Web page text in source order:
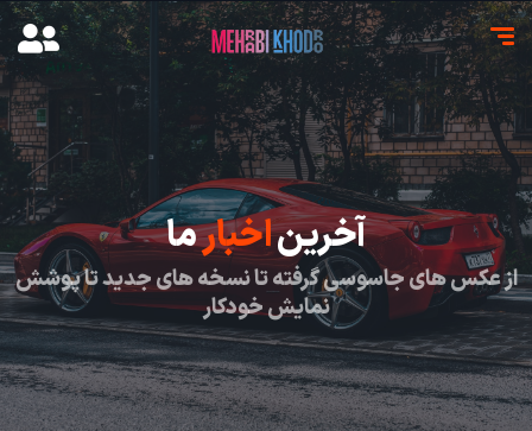
آخریناخبارما
از عکس های جاسوسی گرفته تا نسخه های جدید تا پوشش
نمایش خودکار